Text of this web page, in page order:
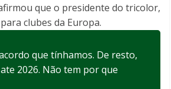
que o presidente do tricolor,
clubes da Europa.
que tínhamos. De resto,
2026. Não tem por que